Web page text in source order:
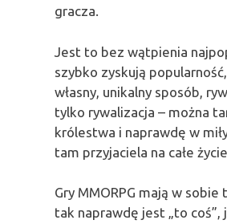
gracza.
Jest to bez wątpienia
szybko zyskują
własny, unikalny sposób,
tylko rywalizacja – można
królestwa i naprawdę w
tam przyjaciela na całe
Gry MMORPG mają w
tak naprawdę jest „to coś”,